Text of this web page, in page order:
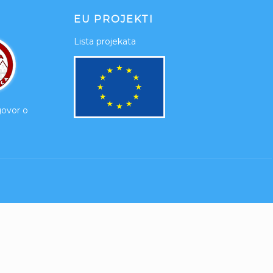
o
EU PROJEKTI
Lista projekata